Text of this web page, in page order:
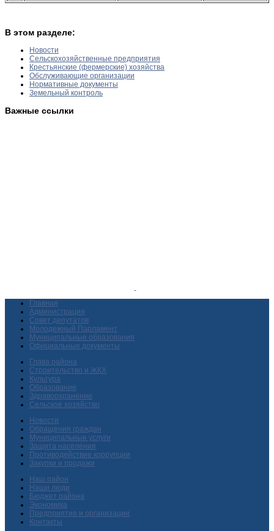
В этом разделе:
Новости
Сельскохозяйственные предприятия
Крестьянские (фермерские) хозяйства
Обслуживающие организации
Нормативные документы
Земельный контроль
Важные ссылки
Главная
Администрация
Совет депутатов
Молодежный Парламент
Муниципальные образования
Официальные документы
Глава района
Строительство и ЖКХ
Культура
Образование
Здравоохранение
Сельское хозяйство
Новости
Обращения граждан
Муниципальные услуги
Защита населения
Противодействие коррупции
Закупки и продажи
Наш район
Наши люди
Бюджет района
Экономика
Предприятия и организации
Контакты